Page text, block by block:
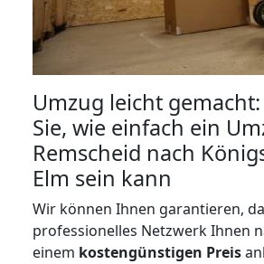
Umzug leicht
Sie, wie einfach ein
Remscheid nach
Elm sein kann
Wir können Ihnen garantieren,
professionelles Netzwerk Ihnen
einem kostengünstigen Preis